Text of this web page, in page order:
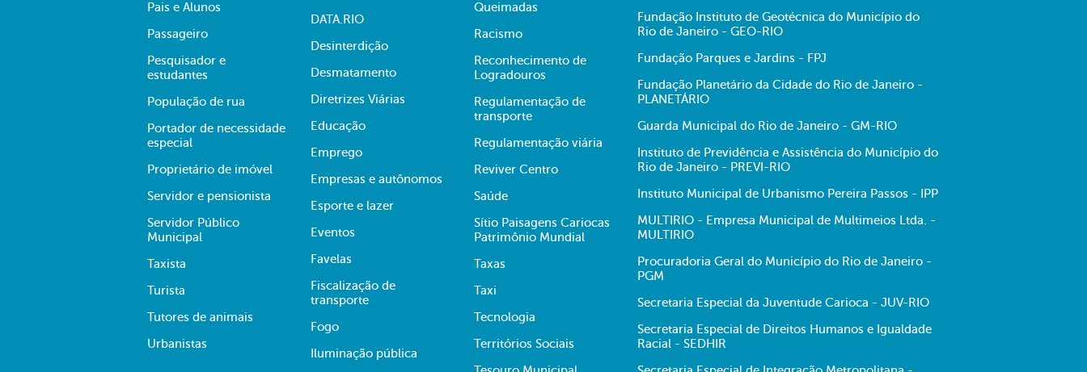
Pais e Alunos
Passageiro
Pesquisador e
estudantes
População de rua
Portador de necessidade
especial
Proprietário de imóvel
Servidor e pensionista
Servidor Público
Municipal
Taxista
Turista
Tutores de animais
Urbanistas
DATA.RIO
Desinterdição
Desmatamento
Diretrizes Viárias
Educação
Emprego
Empresas e autônomos
Esporte e lazer
Eventos
Favelas
Fiscalização de
transporte
Fogo
Iluminação pública
Queimadas
Racismo
Reconhecimento de
Logradouros
Regulamentação de
transporte
Regulamentação viária
Reviver Centro
Saúde
Sítio Paisagens Cariocas
Patrimônio Mundial
Taxas
Taxi
Tecnologia
Territórios Sociais
Fundação Instituto de Geotécnica do Município do
Rio de Janeiro - GEO-RIO
Fundação Parques e Jardins - FPJ
Fundação Planetário da Cidade do Rio de Janeiro -
PLANETÁRIO
Guarda Municipal do Rio de Janeiro - GM-RIO
Instituto de Previdência e Assistência do Município do
Rio de Janeiro - PREVI-RIO
Instituto Municipal de Urbanismo Pereira Passos - IPP
MULTIRIO - Empresa Municipal de Multimeios Ltda. -
MULTIRIO
Procuradoria Geral do Município do Rio de Janeiro -
PGM
Secretaria Especial da Juventude Carioca - JUV-RIO
Secretaria Especial de Direitos Humanos e Igualdade
Racial - SEDHIR